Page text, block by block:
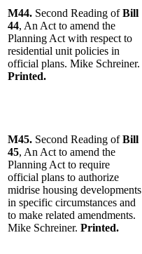
M44. Second Reading ofBill
44, An Act to amend the
Planning Act with respect to
residential unit policies in
official plans. Mike Schreiner.
Printed.
M45. Second Reading ofBill
45, An Act to amend the
Planning Act to require
official plans to authorize
midrise housing developments
in specific circumstances and
to make related amendments.
Mike Schreiner. Printed.